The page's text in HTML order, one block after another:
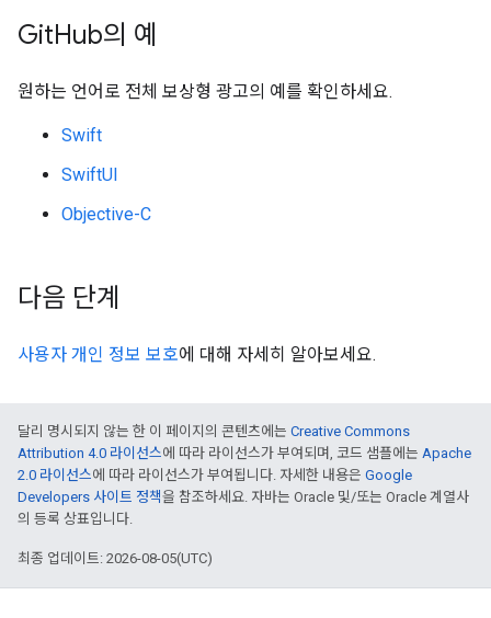
GitHub의 예
원하는 언어로 전체 보상형 광고의 예를 확인하세요.
Swift
SwiftUI
Objective-C
다음 단계
사용자 개인 정보 보호에 대해 자세히 알아보세요.
달리 명시되지 않는 한 이 페이지의 콘텐츠에는 Creative Commons
Attribution 4.0 라이선스에 따라 라이선스가 부여되며, 코드 샘플에는 Apache
2.0 라이선스에 따라 라이선스가 부여됩니다. 자세한 내용은 Google
Developers 사이트 정책을 참조하세요. 자바는 Oracle 및/또는 Oracle 계열사
의 등록 상표입니다.
최종 업데이트: 2026-08-05(UTC)